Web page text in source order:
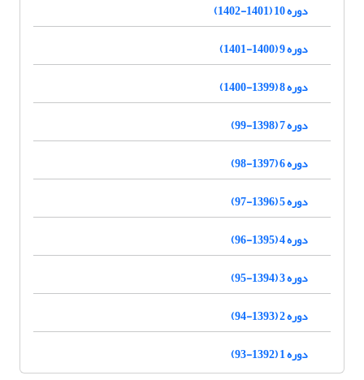
دوره 10 (1401-1402)
دوره 9 (1400-1401)
دوره 8 (1399-1400)
دوره 7 (1398-99)
دوره 6 (1397-98)
دوره 5 (1396-97)
دوره 4 (1395-96)
دوره 3 (1394-95)
دوره 2 (1393-94)
دوره 1 (1392-93)